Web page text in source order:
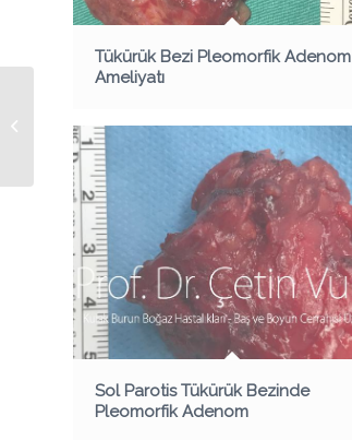
Tükürük Bezi Pleomorfik Adenom
Ameliyatı
Sol Parotis Tükürük Bezinde
Pleomorfik Adenom
Kanserinin Laser
Cerrahisi ile T...